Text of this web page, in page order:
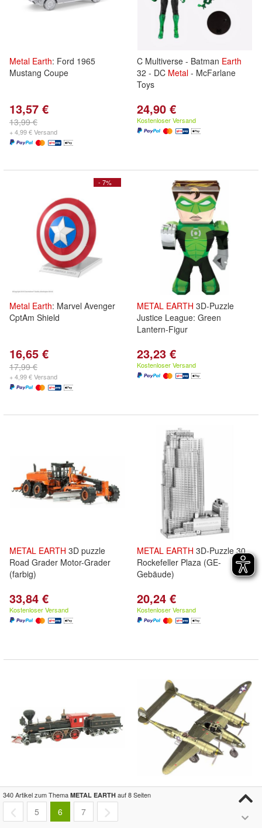
Metal Earth: Ford 1965
Mustang Coupe
13,57 €
13,99 €
+ 4,99 € Versand
C Multiverse - Batman Earth
32 - DC Metal - McFarlane
Toys
24,90 €
Kostenloser Versand
- 7%
Metal Earth: Marvel Avenger
CptAm Shield
16,65 €
17,99 €
+ 4,99 € Versand
METAL EARTH 3D-Puzzle
Justice League: Green
Lantern-Figur
23,23 €
Kostenloser Versand
METAL EARTH 3D puzzle
Road Grader Motor-Grader
(farbig)
33,84 €
Kostenloser Versand
METAL EARTH 3D-Puzzle 30
Rockefeller Plaza (GE-
Gebäude)
20,24 €
Kostenloser Versand
METAL EARTH3D-Puzzle
Wilder Westen: 4-4-0
Lokomotive
METAL
340 Artikel zum Thema METAL EARTH auf 8 Seiten
5 6 7